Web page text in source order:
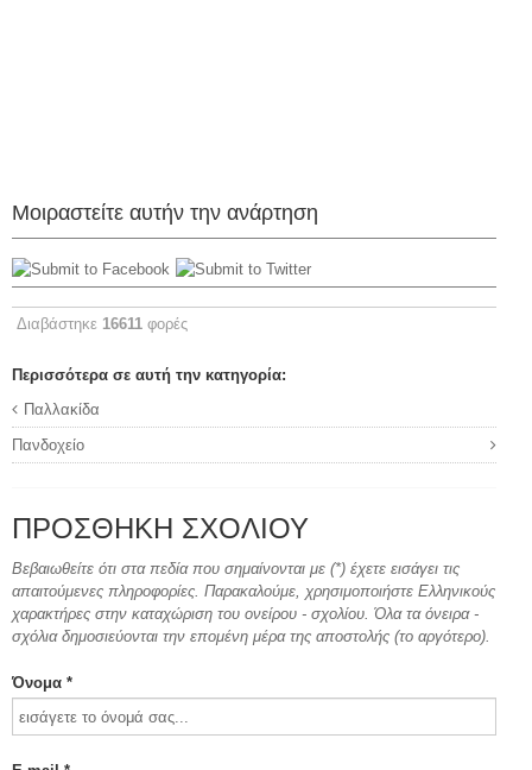
Μοιραστείτε αυτήν την ανάρτηση
Διαβάστηκε 16611 φορές
Περισσότερα σε αυτή την κατηγορία:
Παλλακίδα
Πανδοχείο
ΠΡΟΣΘΉΚΗ ΣΧΟΛΊΟΥ
Βεβαιωθείτε ότι στα πεδία που σημαίνονται με (*) έχετε εισάγει τις
απαιτούμενες πληροφορίες. Παρακαλούμε, χρησιμοποιήστε Ελληνικούς
χαρακτήρες στην καταχώριση του ονείρου - σχολίου. Όλα τα όνειρα -
σχόλια δημοσιεύονται την επομένη μέρα της αποστολής (το αργότερο).
Όνομα *